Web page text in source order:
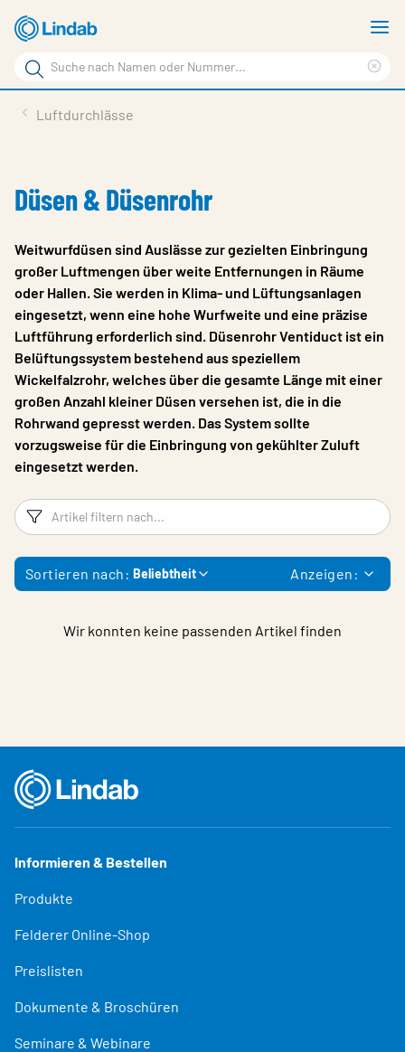
Zum
Hauptinhalt
springen
Suchbegriff
Seite
durchsuchen
Inspiration
Unternehmen
Nachhaltigkeit
Kontakt
Wähle Sprache
Germany - Ventilation
Luftdurchlässe
Düsen & Düsenrohr
Weitwurfdüsen sind Auslässe zur gezielten Einbringung
großer Luftmengen über weite Entfernungen in Räume
oder Hallen. Sie werden in Klima- und Lüftungsanlagen
eingesetzt, wenn eine hohe Wurfweite und eine präzise
Luftführung erforderlich sind. Düsenrohr Ventiduct ist ein
Belüftungssystem bestehend aus speziellem
Wickelfalzrohr, welches über die gesamte Länge mit einer
großen Anzahl kleiner Düsen versehen ist, die in die
Rohrwand gepresst werden. Das System sollte
vorzugsweise für die Einbringung von gekühlter Zuluft
eingesetzt werden.
Filter
Sortieren nach: Beliebtheit Anzeigen:
Wir konnten keine passenden Artikel finden
Informieren & Bestellen
Produkte
Felderer Online-Shop
Preislisten
Dokumente & Broschüren
Seminare & Webinare